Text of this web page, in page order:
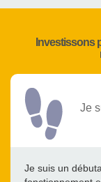
Investissons
Je
Je suis un